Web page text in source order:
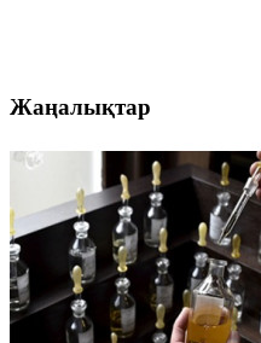
Жаңалықтар